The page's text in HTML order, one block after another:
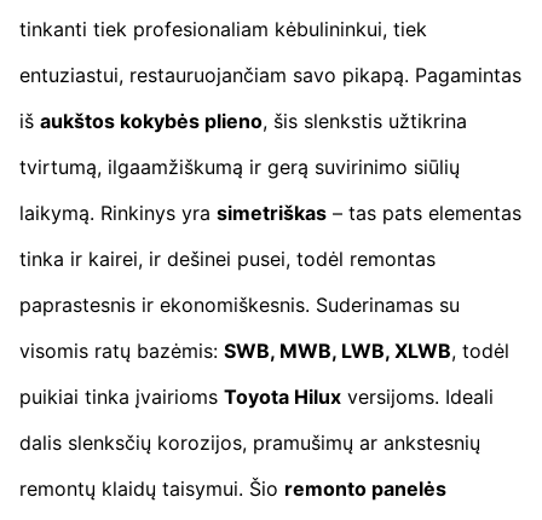
tinkanti tiek profesionaliam kėbulininkui, tiek
entuziastui, restauruojančiam savo pikapą. Pagamintas
iš aukštos kokybės plieno, šis slenkstis užtikrina
tvirtumą, ilgaamžiškumą ir gerą suvirinimo siūlių
laikymą. Rinkinys yra simetriškas – tas pats elementas
tinka ir kairei, ir dešinei pusei, todėl remontas
paprastesnis ir ekonomiškesnis. Suderinamas su
visomis ratų bazėmis: SWB, MWB, LWB, XLWB, todėl
puikiai tinka įvairioms Toyota Hilux versijoms. Ideali
dalis slenksčių korozijos, pramušimų ar ankstesnių
remontų klaidų taisymui. Šio remonto panelės